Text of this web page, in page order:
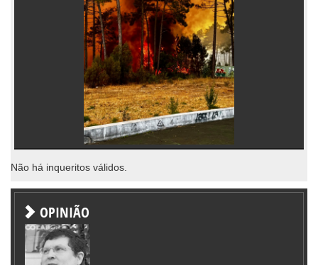
Não há inqueritos válidos.
OPINIÃO